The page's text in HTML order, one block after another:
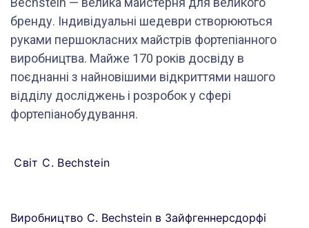
бренду. Індивідуальні шедеври створюються
руками першокласних майстрів фортепіанного
виробництва. Майже 170 років досвіду в
поєднанні з найновішими відкриттями нашого
відділу досліджень і розробок у сфері
фортепіанобудування.
Світ C. Bechstein
Виробництво C. Bechstein в Зайфгеннерсдорфі